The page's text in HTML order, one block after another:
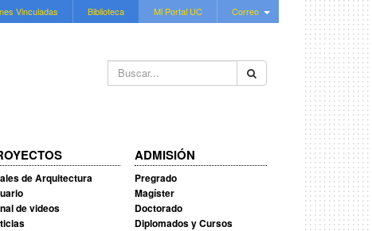
Vinculadas Biblioteca Mi Portal UC Correo
Buscar...
de Arquitectura
de videos
ADMISIÓN
Pregrado
Magíster
Doctorado
Diplomados y Cursos